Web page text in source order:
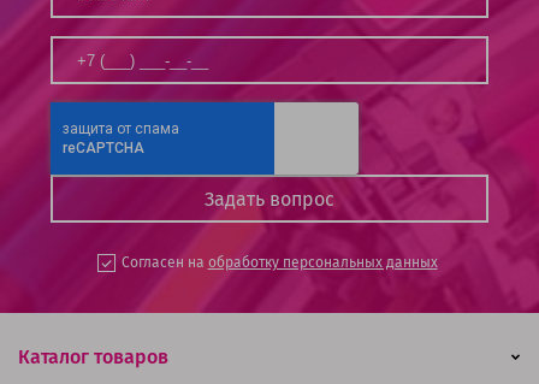
Согласен на обработку персональных данных
Каталог товаров